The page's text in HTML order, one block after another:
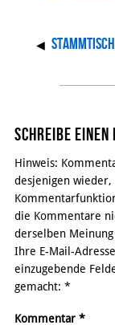
◀
Schreibe
Hinweis:
desjenigen
die Kommentare
derselben Meinung
Ihre E-Mail-
einzugebende
gemacht: *
Kommentar *